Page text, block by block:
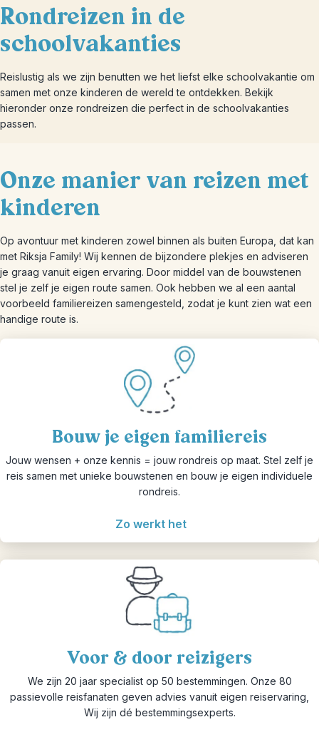
Rondreizen in de
schoolvakanties
Reislustig als we zijn benutten we het liefst elke schoolvakantie om
samen met onze kinderen de wereld te ontdekken. Bekijk
hieronder onze rondreizen die perfect in de schoolvakanties
passen.
Onze manier van reizen met
kinderen
Op avontuur met kinderen zowel binnen als buiten Europa, dat kan
met Riksja Family! Wij kennen de bijzondere plekjes en adviseren
je graag vanuit eigen ervaring. Door middel van de bouwstenen
stel je zelf je eigen route samen. Ook hebben we al een aantal
voorbeeld familiereizen samengesteld, zodat je kunt zien wat een
handige route is.
Bouw je eigen familiereis
Jouw wensen + onze kennis = jouw rondreis op maat. Stel zelf je
reis samen met unieke bouwstenen en bouw je eigen individuele
rondreis.
Zo werkt het
Voor & door reizigers
We zijn 20 jaar specialist op 50 bestemmingen. Onze 80
passievolle reisfanaten geven advies vanuit eigen reiservaring,
Wij zijn dé bestemmingsexperts.